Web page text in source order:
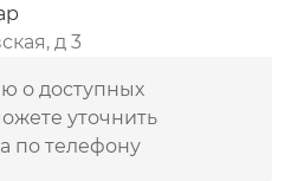
д 3
о доступных
уточнить
по телефону